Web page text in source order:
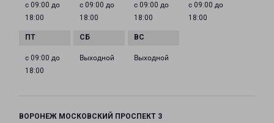
с 09:00 до
18:00
с 09:00 до
18:00
с 09:00 до
18:00
с 09:00 до
18:00
с 09:00 до
18:00
Выходной Выходной
ВОРОНЕЖ МОСКОВСКИЙ ПРОСПЕКТ 3